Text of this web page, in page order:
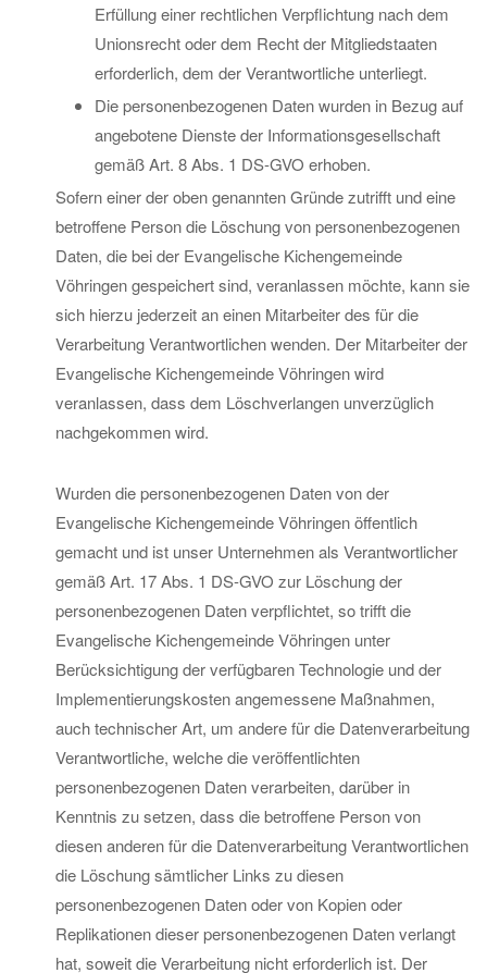
Erfüllung einer rechtlichen Verpflichtung nach dem
Unionsrecht oder dem Recht der Mitgliedstaaten
erforderlich, dem der Verantwortliche unterliegt.
Die personenbezogenen Daten wurden in Bezug auf
angebotene Dienste der Informationsgesellschaft
gemäß Art. 8 Abs. 1 DS-GVO erhoben.
Sofern einer der oben genannten Gründe zutrifft und eine
betroffene Person die Löschung von personenbezogenen
Daten, die bei der Evangelische Kichengemeinde
Vöhringen gespeichert sind, veranlassen möchte, kann sie
sich hierzu jederzeit an einen Mitarbeiter des für die
Verarbeitung Verantwortlichen wenden. Der Mitarbeiter der
Evangelische Kichengemeinde Vöhringen wird
veranlassen, dass dem Löschverlangen unverzüglich
nachgekommen wird.
Wurden die personenbezogenen Daten von der
Evangelische Kichengemeinde Vöhringen öffentlich
gemacht und ist unser Unternehmen als Verantwortlicher
gemäß Art. 17 Abs. 1 DS-GVO zur Löschung der
personenbezogenen Daten verpflichtet, so trifft die
Evangelische Kichengemeinde Vöhringen unter
Berücksichtigung der verfügbaren Technologie und der
Implementierungskosten angemessene Maßnahmen,
auch technischer Art, um andere für die Datenverarbeitung
Verantwortliche, welche die veröffentlichten
personenbezogenen Daten verarbeiten, darüber in
Kenntnis zu setzen, dass die betroffene Person von
diesen anderen für die Datenverarbeitung Verantwortlichen
die Löschung sämtlicher Links zu diesen
personenbezogenen Daten oder von Kopien oder
Replikationen dieser personenbezogenen Daten verlangt
hat, soweit die Verarbeitung nicht erforderlich ist. Der